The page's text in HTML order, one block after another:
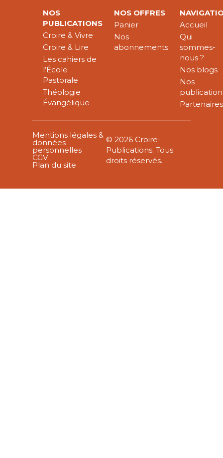
NOS
PUBLICATIONS
Croire & Vivre
Croire & Lire
Les cahiers de
l’École
Pastorale
Théologie
Évangélique
NOS OFFRES
Panier
Nos
abonnements
Accueil
Qui
sommes-
nous ?
Nos blogs
Nos
Partenaires
Mentions légales &
données
personnelles
CGV
Plan du site
© 2026 Croire-
Publications. Tous
droits réservés.